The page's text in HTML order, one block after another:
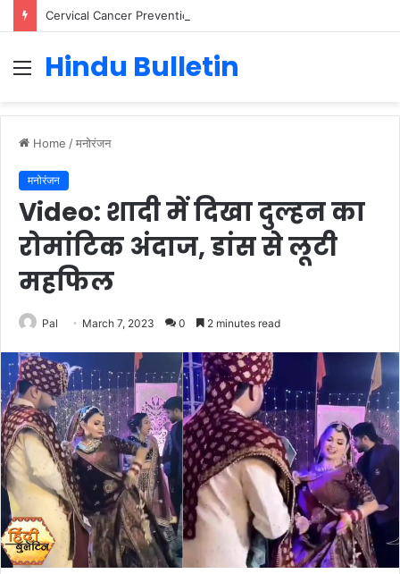
Menu
Hindu Bulletin
Home /मनोरंजन
मनोरंजन
Video: शादी में दिखा दुल्हन का
रोमांटिक अंदाज, डांस से लूटी
महफिल
Pal March 7, 2023 0 2 minutes read